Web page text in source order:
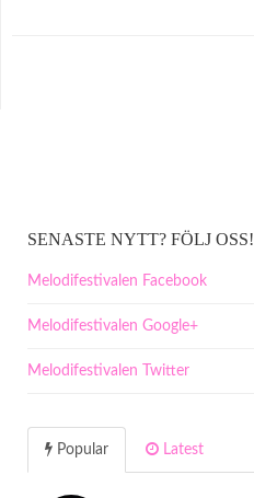
SENASTE NYTT? FÖLJ OSS!
Melodifestivalen Facebook
Melodifestivalen Google+
Melodifestivalen Twitter
Popular Latest